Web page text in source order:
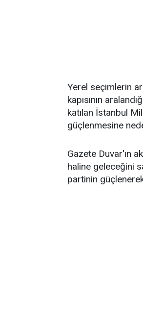
Yerel seçimlerin
kapısının
katılan İstanbul
güçlenmesine
Gazete Duvar'ın
haline geleceğini
partinin